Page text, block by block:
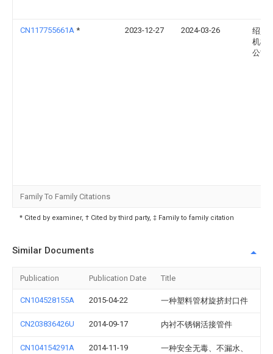
CN117755661A * 2023-12-27 2024-03-26
绍兴
机械
公司
Family To Family Citations
* Cited by examiner, † Cited by third party, ‡ Family to family citation
Similar Documents
Publication Publication Date Title
CN104528155A 2015-04-22 一种塑料管材旋挤封口件
CN203836426U 2014-09-17 内衬不锈钢活接管件
CN104154291A 2014-11-19
一种安全无毒、不漏水、